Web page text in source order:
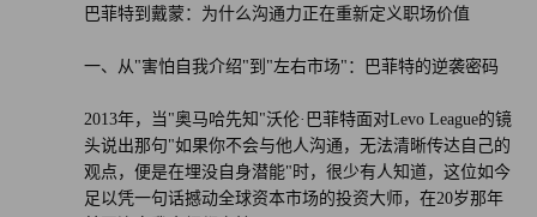
巴菲特到戴蒙：为什么沟通力正在重新定义职场价值
一、从"害怕自我介绍"到"左右市场"：巴菲特的逆袭密码
2013年，当"奥马哈先知"沃伦·巴菲特面对Levo League的镜
头说出那句"如果你不会与他人沟通，无法清晰传达自己的
观点，便是在埋没自身潜能"时，很少有人知道，这位如今
足以凭一句话撼动全球资本市场的投资大师，在20岁那年